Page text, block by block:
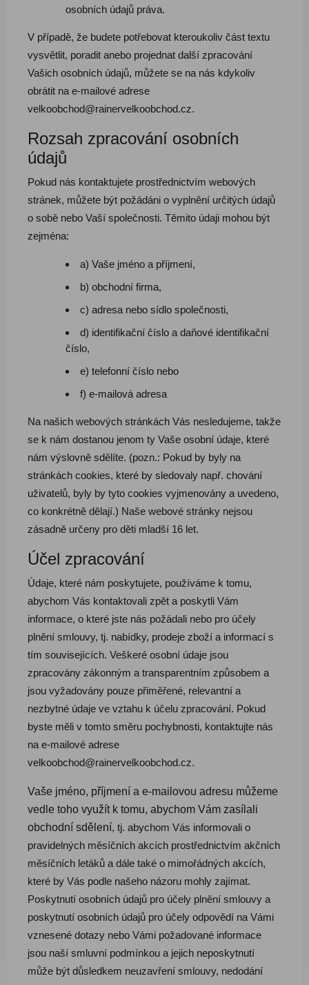
osobních údajů práva.
V případě, že budete potřebovat kteroukoliv část textu
vysvětlit, poradit anebo projednat další zpracování
Vašich osobních údajů, můžete se na nás kdykoliv
obrátit na e-mailové adrese
velkoobchod@rainervelkoobchod.cz.
Rozsah zpracování osobních
údajů
Pokud nás kontaktujete prostřednictvím webových
stránek, můžete být požádáni o vyplnění určitých údajů
o sobě nebo Vaší společnosti. Těmito údaji mohou být
zejména:
a) Vaše jméno a příjmení,
b) obchodní firma,
c) adresa nebo sídlo společnosti,
d) identifikační číslo a daňové identifikační
číslo,
e) telefonní číslo nebo
f) e-mailová adresa
Na našich webových stránkách Vás nesledujeme, takže
se k nám dostanou jenom ty Vaše osobní údaje, které
nám výslovně sdělíte. (pozn.: Pokud by byly na
stránkách cookies, které by sledovaly např. chování
uživatelů, byly by tyto cookies vyjmenovány a uvedeno,
co konkrétně dělají.) Naše webové stránky nejsou
zásadně určeny pro děti mladší 16 let.
Účel zpracování
Údaje, které nám poskytujete, používáme k tomu,
abychom Vás kontaktovali zpět a poskytli Vám
informace, o které jste nás požádali nebo pro účely
plnění smlouvy, tj. nabídky, prodeje zboží a informací s
tím souvisejících. Veškeré osobní údaje jsou
zpracovány zákonným a transparentním způsobem a
jsou vyžadovány pouze přiměřené, relevantní a
nezbytné údaje ve vztahu k účelu zpracování. Pokud
byste měli v tomto směru pochybnosti, kontaktujte nás
na e-mailové adrese
velkoobchod@rainervelkoobchod.cz.
Vaše jméno, příjmení a e-mailovou adresu můžeme
vedle toho využít k tomu, abychom Vám zasílali
obchodní sdělení, tj. abychom Vás informovali o
pravidelných měsíčních akcích prostřednictvím akčních
měsíčních letáků a dále také o mimořádných akcích,
které by Vás podle našeho názoru mohly zajímat.
Poskytnutí osobních údajů pro účely plnění smlouvy a
poskytnutí osobních údajů pro účely odpovědí na Vámi
vznesené dotazy nebo Vámi požadované informace
jsou naší smluvní podmínkou a jejich neposkytnutí
může být důsledkem neuzavření smlouvy, nedodání